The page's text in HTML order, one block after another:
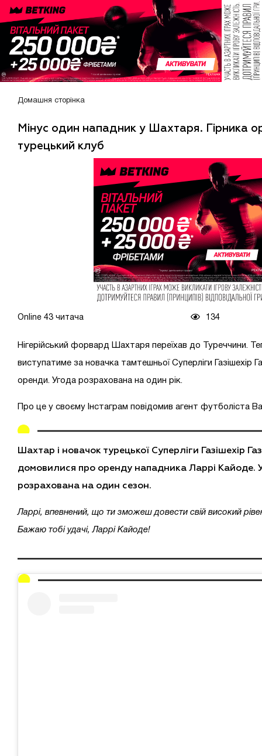
Домашня сторінка
Мінус один нападник у Шахтаря. Гірника
турецький клуб
Online 43 читача 134
Нігерійський форвард Шахтаря переїхав до Туреччини.
виступатиме за новачка тамтешньої Суперліги Газішехір
оренди. Угода розрахована на один рік.
Про це у своєму Інстаграм повідомив агент футболіста
Шахтар і новачок турецької Суперліги Газішехір
домовилися про оренду нападника Ларрі Кайоде.
розрахована на один сезон.
Ларрі, впевнений, що ти зможеш довести свій високий
Бажаю тобі удачі, Ларрі Кайоде!